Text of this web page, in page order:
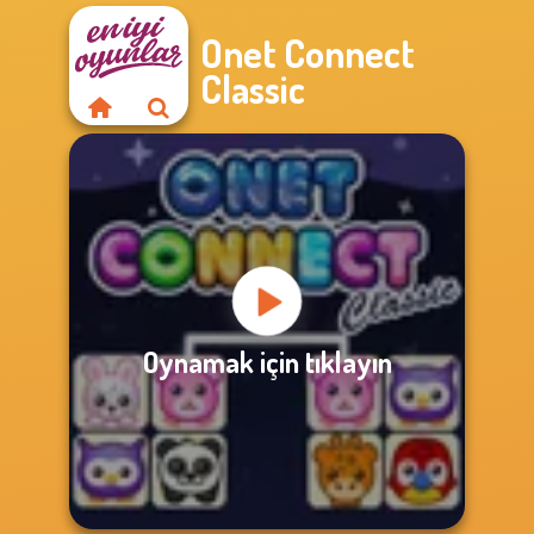
Onet Connect
Classic
Oynamak için tıklayın